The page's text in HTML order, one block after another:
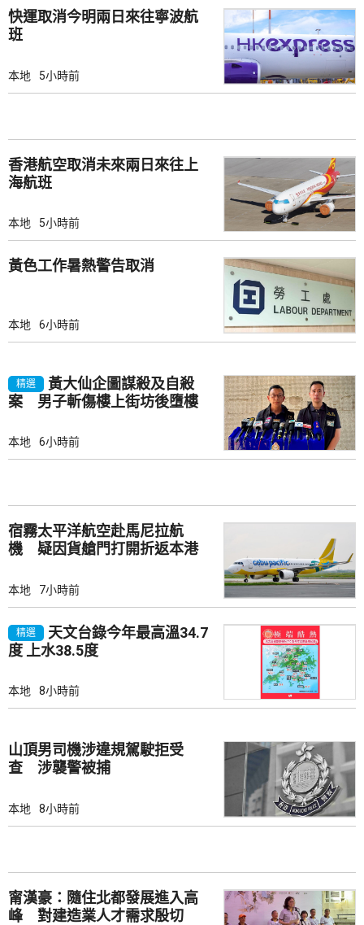
快運取消今明兩日來往寧波航
班
本地 5小時前
香港航空取消未來兩日來往上
海航班
本地 5小時前
黃色工作暑熱警告取消
本地 6小時前
精選
黃大仙企圖謀殺及自殺
案 男子斬傷樓上街坊後墮樓
本地 6小時前
宿霧太平洋航空赴馬尼拉航
機 疑因貨艙門打開折返本港
本地 7小時前
精選
天文台錄今年最高溫34.7
度 上水38.5度
本地 8小時前
山頂男司機涉違規駕駛拒受
查 涉襲警被捕
本地 8小時前
甯漢豪：隨住北都發展進入高
峰 對建造業人才需求殷切